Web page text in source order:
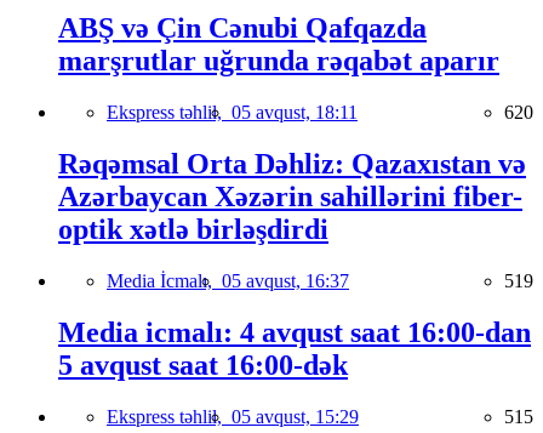
ABŞ və Çin Cənubi Qafqazda
marşrutlar uğrunda rəqabət aparır
Ekspress təhlil, 05 avqust, 18:11 620
Rəqəmsal Orta Dəhliz: Qazaxıstan və
Azərbaycan Xəzərin sahillərini fiber-
optik xətlə birləşdirdi
Media İcmalı, 05 avqust, 16:37 519
Media icmalı: 4 avqust saat 16:00-dan
5 avqust saat 16:00-dək
Ekspress təhlil, 05 avqust, 15:29 515